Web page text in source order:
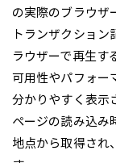
の実際のブラウザ
トランザクショ
ラウザーで再生す
可用性やパフォー
分かりやすく表示
ページの読み込み
地点から取得され